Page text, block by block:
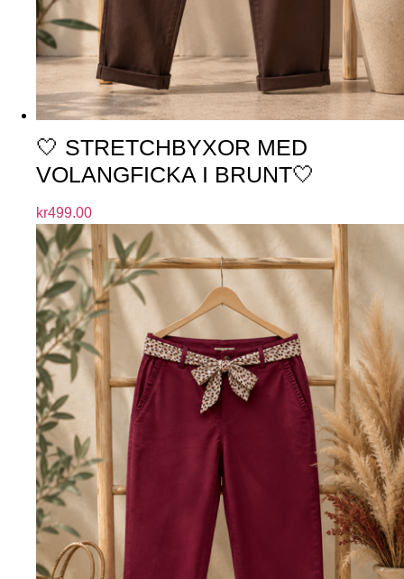
🤍 STRETCHBYXOR MED
VOLANGFICKA I BRUNT🤍
kr499.00